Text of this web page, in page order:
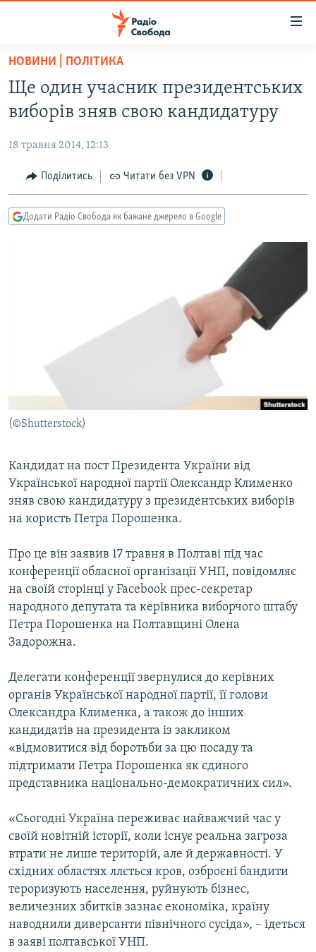
Перейти
основного
матеріалу
Перейти
до
навігації
Перейти
до
ВСЕ ЗА ДОБУ
СТАТТІ
ПОЛІТИКА
ЕКОНОМІКА
КУЛЬТУРА
ВІЙНА
РОСІЙСЬКА «ФІЛЬТРАЦІЯ»
КРИМ.РЕАЛІЇ
КИТАЙ.ВИКЛИКИ
МУЛЬТИМЕДІА
ПОДКАСТИ
КРИМ РЕАЛІЇ
РУС
УКР
ДОЛУЧАЙСЯ!
Усі сайти RFE/RL
НОВИНИ | ПОЛІТИКА
Ще один учасник президентських
виборів зняв свою кандидатуру
18 травня 2014, 12:13
Поділитись Читати без VPN
Додати Радіо Свобода як бажане джерело в Google
(©Shutterstock)
Кандидат на пост Президента України від
Української народної партії Олександр Клименко
зняв свою кандидатуру з президентських виборів
на користь Петра Порошенка.
Про це він заявив 17 травня в Полтаві під час
конференції обласної організації УНП, повідомляє
на своїй сторінці у Facebook прес-секретар
народного депутата та керівника виборчого штабу
Петра Порошенка на Полтавщині Олена
Задорожна.
Делегати конференції звернулися до керівних
органів Української народної партії, її голови
Олександра Клименка, а також до інших
кандидатів на президента із закликом
«відмовитися від боротьби за цю посаду та
підтримати Петра Порошенка як єдиного
представника національно-демократичних сил».
«Сьогодні Україна переживає найважчий час у
своїй новітній історії, коли існує реальна загроза
втрати не лише територій, але й державності. У
східних областях ллється кров, озброєні бандити
тероризують населення, руйнують бізнес,
величезних збитків зазнає економіка, країну
наводнили диверсанти північного сусіда», – ідеться
в заяві полтавської УНП.